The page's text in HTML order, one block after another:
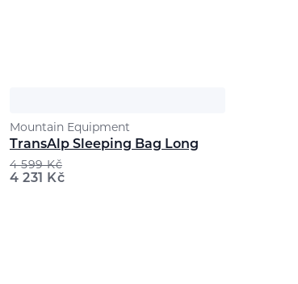
Mountain Equipment
TransAlp Sleeping Bag Long
4 599Kč
4 231 Kč